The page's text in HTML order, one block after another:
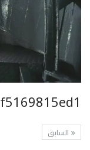
f5169815ed1
السابق